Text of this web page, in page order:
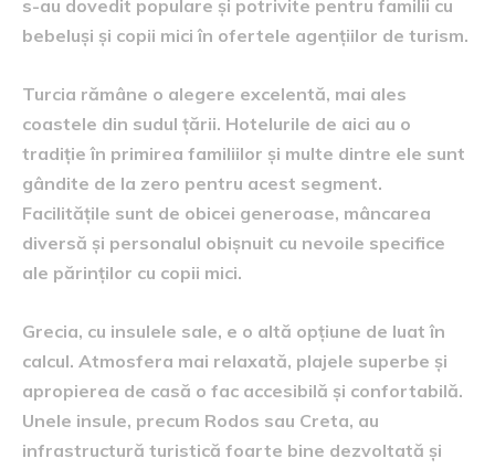
s-au dovedit populare și potrivite pentru familii cu
bebeluși și copii mici în ofertele agențiilor de turism.
Turcia rămâne o alegere excelentă, mai ales
coastele din sudul țării. Hotelurile de aici au o
tradiție în primirea familiilor și multe dintre ele sunt
gândite de la zero pentru acest segment.
Facilitățile sunt de obicei generoase, mâncarea
diversă și personalul obișnuit cu nevoile specifice
ale părinților cu copii mici.
Grecia, cu insulele sale, e o altă opțiune de luat în
calcul. Atmosfera mai relaxată, plajele superbe și
apropierea de casă o fac accesibilă și confortabilă.
Unele insule, precum Rodos sau Creta, au
infrastructură turistică foarte bine dezvoltată și